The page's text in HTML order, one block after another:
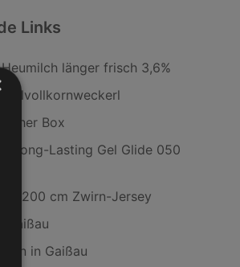
Links
länger frisch 3,6%
Box
Long-Lasting Gel Glide 050
200 cm Zwirn-Jersey
Gaißau
in Gaißau